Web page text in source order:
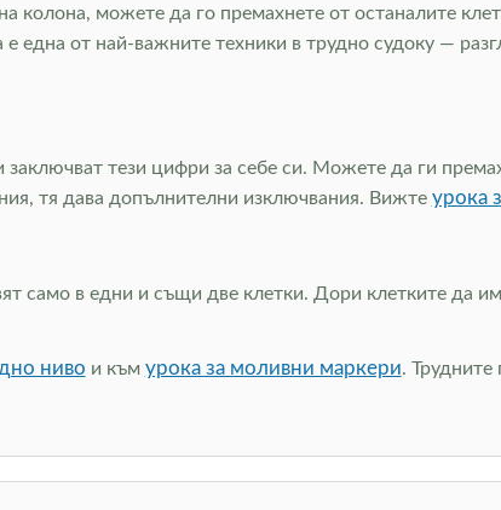
можете да го премахнете от останалите
една от най-важните техники в трудно судоку —
тези цифри за себе си. Можете да ги
тя дава допълнителни изключвания. Вижте урока
само в едни и същи две клетки. Дори клетките да
ниво и към урока за моливни маркери. Трудните